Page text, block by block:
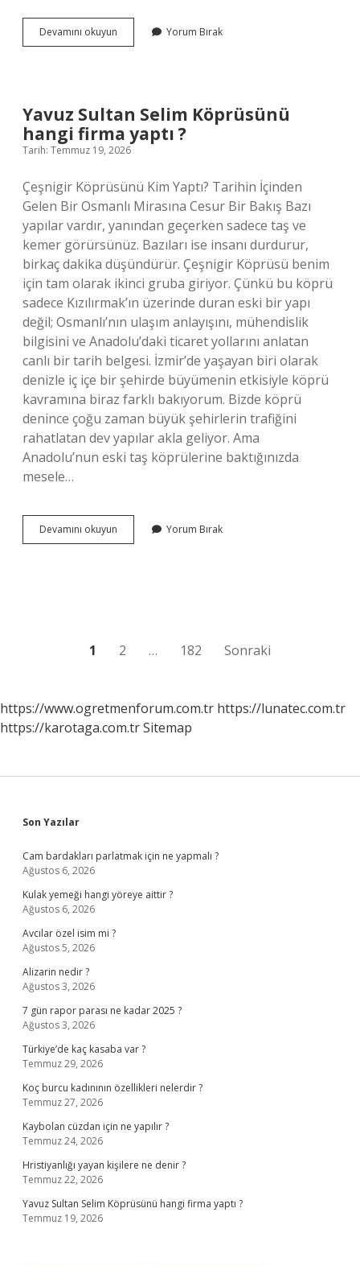
Devamını okuyun Hristiyanlığı
yayan
Yorum Bırak
Yavuz Sultan Selim Köprüsünü
hangi firma yaptı ?
Tarih: Temmuz 19, 2026
Çeşnigir Köprüsünü Kim Yaptı? Tarihin İçinden
Gelen Bir Osmanlı Mirasına Cesur Bir Bakış Bazı
yapılar vardır, yanından geçerken sadece taş ve
kemer görürsünüz. Bazıları ise insanı durdurur,
birkaç dakika düşündürür. Çeşnigir Köprüsü benim
için tam olarak ikinci gruba giriyor. Çünkü bu köprü
sadece Kızılırmak’ın üzerinde duran eski bir yapı
değil; Osmanlı’nın ulaşım anlayışını, mühendislik
bilgisini ve Anadolu’daki ticaret yollarını anlatan
canlı bir tarih belgesi. İzmir’de yaşayan biri olarak
denizle iç içe bir şehirde büyümenin etkisiyle köprü
kavramına biraz farklı bakıyorum. Bizde köprü
denince çoğu zaman büyük şehirlerin trafiğini
rahatlatan dev yapılar akla geliyor. Ama
Anadolu’nun eski taş köprülerine baktığınızda
mesele…
Devamını okuyun
Sultan
Yorum Bırak
1 2 … 182 Sonraki
https://www.ogretmenforum.com.tr https://lunatec.com.tr
https://karotaga.com.trSitemap
Sidebar
Son Yazılar
Cam bardakları parlatmak için ne yapmalı ?
Ağustos 6, 2026
Kulak yemeği hangi yöreye aittir ?
Ağustos 6, 2026
Avcılar özel isim mi ?
Ağustos 5, 2026
Alizarin nedir ?
Ağustos 3, 2026
7 gün rapor parası ne kadar 2025 ?
Ağustos 3, 2026
Türkiye’de kaç kasaba var ?
Temmuz 29, 2026
Koç burcu kadınının özellikleri nelerdir ?
Temmuz 27, 2026
Kaybolan cüzdan için ne yapılır ?
Temmuz 24, 2026
Hristiyanlığı yayan kişilere ne denir ?
Temmuz 22, 2026
Yavuz Sultan Selim Köprüsünü hangi firma yaptı ?
Temmuz 19, 2026